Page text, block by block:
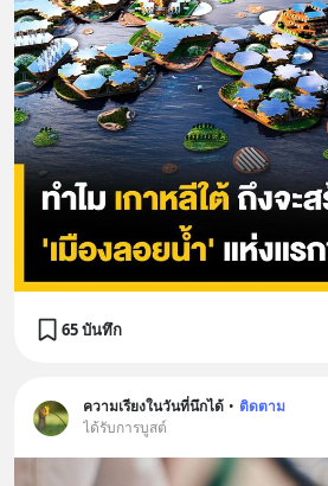
65 บันทึก
ความเรียงในวันที่นึกได้ • ติดตาม
ได้รับการบูสต์